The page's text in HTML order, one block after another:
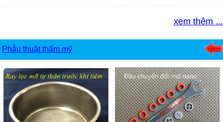
xem thêm ...
Phẫu thuật thẩm mỹ